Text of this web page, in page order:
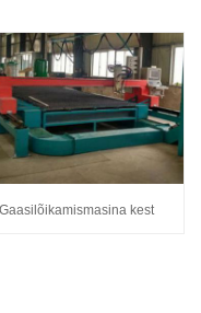
Gaasilõikamismasina kest